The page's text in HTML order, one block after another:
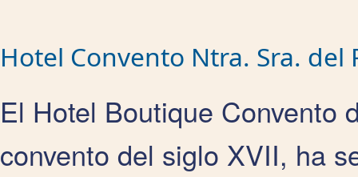
Hotel Convento Ntra. Sra. del
El Hotel Boutique Convento
convento del siglo XVII, ha